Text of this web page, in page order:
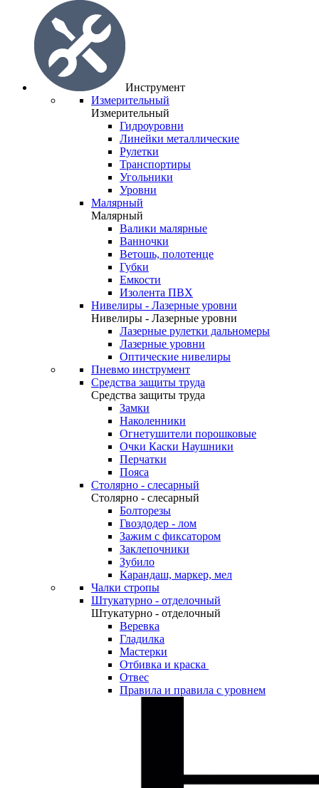
Инструмент
Измерительный
Измерительный
Гидроуровни
Линейки металлические
Рулетки
Транспортиры
Угольники
Уровни
Малярный
Малярный
Валики малярные
Ванночки
Ветошь, полотенце
Губки
Емкости
Изолента ПВХ
Нивелиры - Лазерные уровни
Нивелиры - Лазерные уровни
Лазерные рулетки дальномеры
Лазерные уровни
Оптические нивелиры
Пневмо инструмент
Средства защиты труда
Средства защиты труда
Замки
Наколенники
Огнетушители порошковые
Очки Каски Наушники
Перчатки
Пояса
Столярно - слесарный
Столярно - слесарный
Болторезы
Гвоздодер - лом
Зажим с фиксатором
Заклепочники
Зубило
Карандаш, маркер, мел
Чалки стропы
Штукатурно - отделочный
Штукатурно - отделочный
Веревка
Гладилка
Мастерки
Отбивка и краска
Отвес
Правила и правила с уровнем